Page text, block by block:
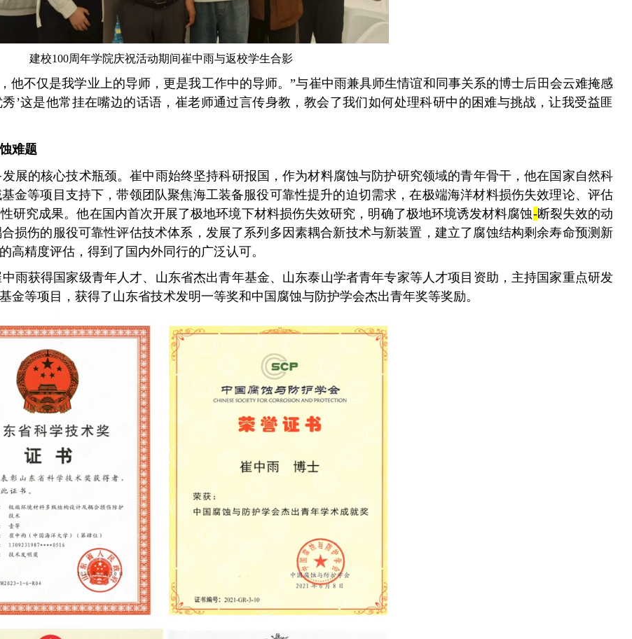
建校100周年学院庆祝活动期间崔中雨与返校学生合影
他不仅是我学业上的导师，更是我工作中的导师。”与崔中雨兼具师生情谊和同事关系的博士后田会云难掩感
’这是他常挂在嘴边的话语，崔老师通过言传身教，教会了我们如何处理科研中的困难与挑战，让我受益匪
难题
展的核心技术瓶颈。崔中雨始终坚持科研报国，作为材料腐蚀与防护研究领域的青年骨干，他在国家自然科
金等项目支持下，带领团队聚焦海工装备服役可靠性提升的迫切需求，在极端海洋材料损伤失效理论、评估
研究成果。他在国内首次开展了极地环境下材料损伤失效研究，明确了极地环境诱发材料腐蚀-断裂失效的动
损伤的服役可靠性评估技术体系，发展了系列多因素耦合新技术与新装置，建立了腐蚀结构剩余寿命预测新
精度评估，得到了国内外同行的广泛认可。
雨获得国家级青年人才、山东省杰出青年基金、山东泰山学者青年专家等人才项目资助，主持国家重点研发
等项目，获得了山东省技术发明一等奖和中国腐蚀与防护学会杰出青年奖等奖励。